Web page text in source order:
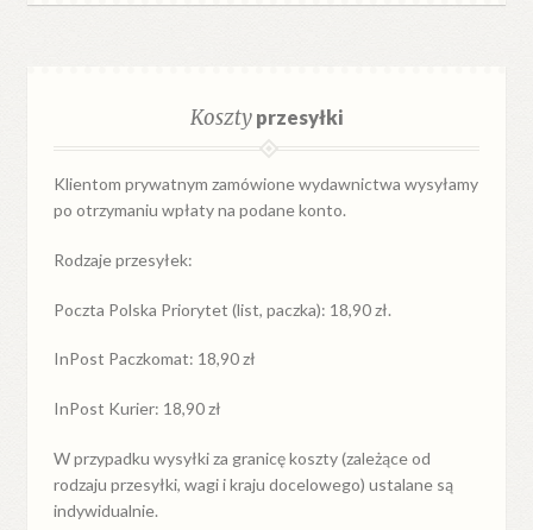
Kosztyprzesyłki
Klientom prywatnym zamówione wydawnictwa wysyłamy
po otrzymaniu wpłaty na podane konto.
Rodzaje przesyłek:
Poczta Polska Priorytet (list, paczka): 18,90 zł.
InPost Paczkomat: 18,90 zł
InPost Kurier: 18,90 zł
W przypadkuwysyłkiza granicękoszty (zależące od
rodzaju przesyłki, wagi i kraju docelowego) ustalane są
indywidualnie.